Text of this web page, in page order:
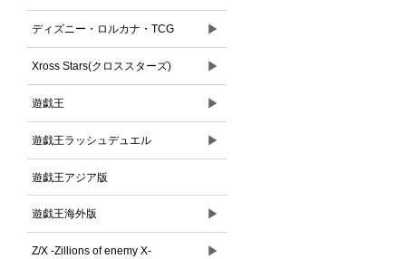
ディズニー・ロルカナ・TCG ▶
Xross Stars(クロススターズ) ▶
遊戯王 ▶
遊戯王ラッシュデュエル ▶
遊戯王アジア版
遊戯王海外版 ▶
Z/X -Zillions of enemy X- ▶